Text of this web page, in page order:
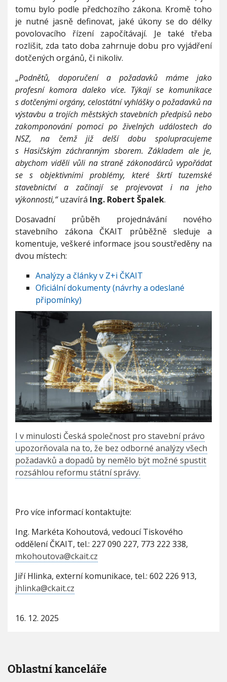
tomu bylo podle předchozího zákona. Kromě toho
je nutné jasně definovat, jaké úkony se do délky
povolovacího řízení započítávají. Je také třeba
rozlišit, zda tato doba zahrnuje dobu pro vyjádření
dotčených orgánů, či nikoliv.
„Podnětů, doporučení a požadavků máme jako
profesní komora daleko více. Týkají se komunikace
s dotčenými orgány, celostátní vyhlášky o požadavků na
výstavbu a trojích městských stavebních předpisů nebo
zakomponování pomoci po živelných událostech do
NSZ, na čemž již delší dobu spolupracujeme
s Hasičským záchranným sborem. Základem ale je,
abychom viděli vůli na straně zákonodárců vypořádat
se s objektivními problémy, které škrtí tuzemské
stavebnictví a začínají se projevovat i na jeho
výkonnosti,“uzavírá Ing. Robert Špalek.
Dosavadní průběh projednávání nového
stavebního zákona ČKAIT průběžně sleduje a
komentuje, veškeré informace jsou soustředěny na
dvou místech:
Analýzy a články v Z+i ČKAIT
Oficiální dokumenty (návrhy a odeslané
připomínky)
I v minulosti Česká společnost pro stavební právo
upozorňovala na to, že bez odborné analýzy všech
požadavků a dopadů by nemělo být možné spustit
rozsáhlou reformu státní správy.
Pro více informací kontaktujte:
Ing. Markéta Kohoutová, vedoucí Tiskového
oddělení ČKAIT, tel.: 227 090 227, 773 222 338,
mkohoutova@ckait.cz
Jiří Hlinka, externí komunikace, tel.: 602 226 913,
jhlinka@ckait.cz
16. 12. 2025
Oblastní kanceláře